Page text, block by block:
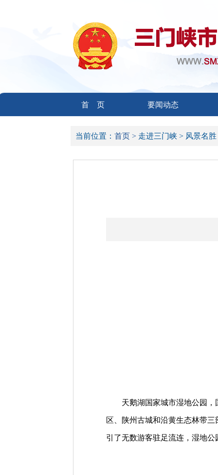
首 页 要闻动态
当前位置： 首页 > 走进三门峡 > 风景名
天鹅湖国家城市湿地公园，国
区、陕州古城和沿黄生态林带
引了无数游客驻足流连，湿地